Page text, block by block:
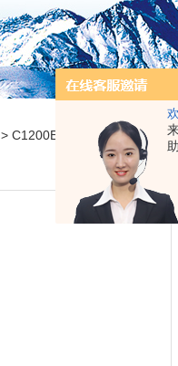
> C1200E/C1200Z/C1200T维